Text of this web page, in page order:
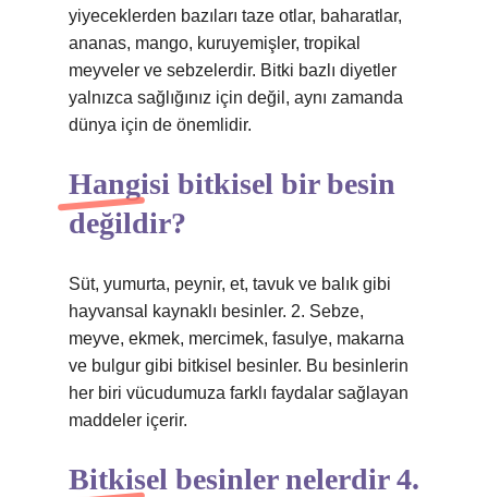
yiyeceklerden bazıları taze otlar, baharatlar,
ananas, mango, kuruyemişler, tropikal
meyveler ve sebzelerdir. Bitki bazlı diyetler
yalnızca sağlığınız için değil, aynı zamanda
dünya için de önemlidir.
Hangisi bitkisel bir besin
değildir?
Süt, yumurta, peynir, et, tavuk ve balık gibi
hayvansal kaynaklı besinler. 2. Sebze,
meyve, ekmek, mercimek, fasulye, makarna
ve bulgur gibi bitkisel besinler. Bu besinlerin
her biri vücudumuza farklı faydalar sağlayan
maddeler içerir.
Bitkisel besinler nelerdir 4.